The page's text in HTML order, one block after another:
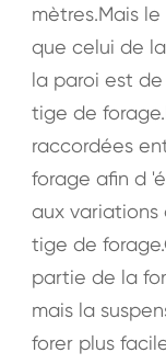
mètres.Mais
que celui de
la paroi est
tige de
raccordées
forage afin d
aux variations
tige de
partie de la
mais la
forer plus